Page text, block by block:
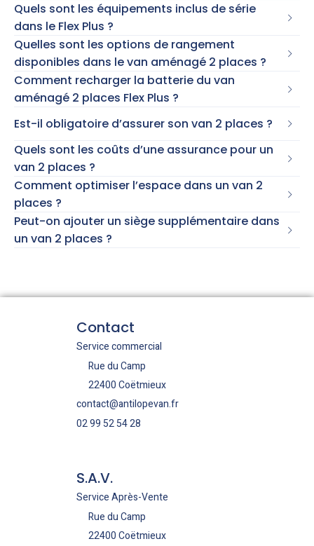
Quels sont les équipements inclus de série
dans le Flex Plus ?
Quelles sont les options de rangement
disponibles dans le van aménagé 2 places ?
Comment recharger la batterie du van
aménagé 2 places Flex Plus ?
Est-il obligatoire d’assurer son van 2 places ?
Quels sont les coûts d’une assurance pour un
van 2 places ?
Comment optimiser l’espace dans un van 2
places ?
Peut-on ajouter un siège supplémentaire dans
un van 2 places ?
Contact
Service commercial
Rue du Camp
22400 Coëtmieux
contact@antilopevan.fr
02 99 52 54 28
S.A.V.
Service Après-Vente
Rue du Camp
22400 Coëtmieux